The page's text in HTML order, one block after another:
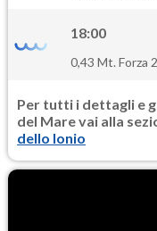
18:00
0,43 Mt. Forza 2
Per tutti i dettagli e
del Mare vai alla
dello Ionio